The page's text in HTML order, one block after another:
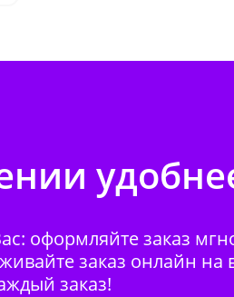
оформляйте заказ
заказ онлайн на
заказ!